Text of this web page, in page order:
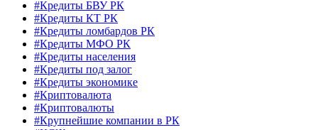
#Кредиты БВУ РК
#Кредиты КТ РК
#Кредиты ломбардов РК
#Кредиты МФО РК
#Кредиты населения
#Кредиты под залог
#Кредиты экономике
#Криптовалюта
#Криптовалюты
#Крупнейшие компании в РК